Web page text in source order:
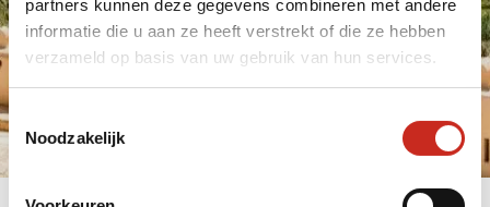
partners kunnen deze gegevens combineren met andere
informatie die u aan ze heeft verstrekt of die ze hebben
verzameld op basis van uw gebruik van hun services.
Toestemmingsselectie
Noodzakelijk
Vraag advies